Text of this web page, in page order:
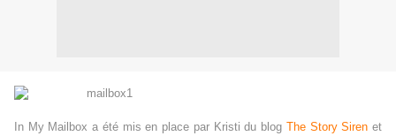
In My Mailbox a été mis en place par Kristi du blog The Story Siren et